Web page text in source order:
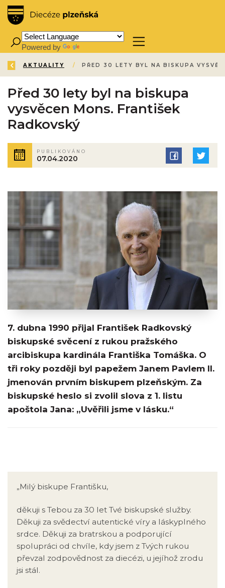
Powered by
ZPĚT
ÚVOD /
AKTUALITY /
Před 30 lety byl na biskupa
vysvěcen Mons. František
Radkovský
PUBLIKOVÁNO
07.04.2020
7. dubna 1990 přijal František Radkovský
biskupské svěcení z rukou pražského
arcibiskupa kardinála Františka Tomáška. O
tři roky později byl papežem Janem Pavlem II.
jmenován prvním biskupem plzeňským. Za
biskupské heslo si zvolil slova z 1. listu
apoštola Jana: „Uvěřili jsme v lásku.“
„Milý biskupe Františku,
děkuji s Tebou za 30 let Tvé biskupské služby.
Děkuji za svědectví autentické víry a láskyplného
srdce. Děkuji za bratrskou a podporující
spolupráci od chvíle, kdy jsem z Tvých rukou
převzal zodpovědnost za diecézi, u jejíhož zrodu
jsi stál.